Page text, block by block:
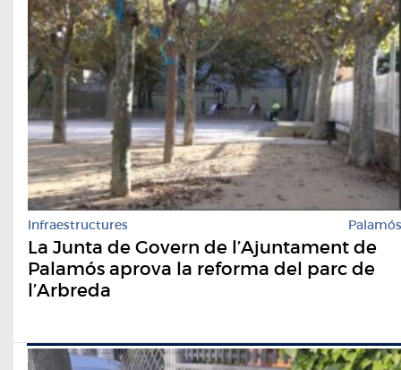
Infraestructures Palamós
La Junta de Govern de l’Ajuntament de
Palamós aprova la reforma del parc de
l’Arbreda